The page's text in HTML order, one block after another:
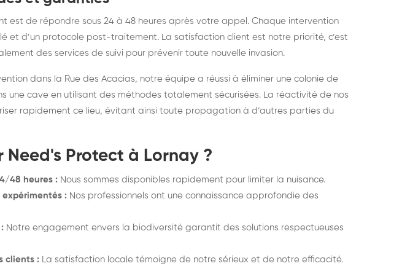
est de répondre sous 24 à 48 heures après votre appel. Chaque intervention
et d’un protocole post-traitement. La satisfaction client est notre priorité, c’est
des services de suivi pour prévenir toute nouvelle invasion.
dans la Rue des Acacias, notre équipe a réussi à éliminer une colonie de
une cave en utilisant des méthodes totalement sécurisées. La réactivité de nos
rapidement ce lieu, évitant ainsi toute propagation à d’autres parties du
Need's Protect à Lornay ?
48 heures : Nous sommes disponibles rapidement pour limiter la nuisance.
: Nos professionnels ont une connaissance approfondie des
Notre engagement envers la biodiversité garantit des solutions respectueuses
clients : La satisfaction locale témoigne de notre sérieux et de notre efficacité.